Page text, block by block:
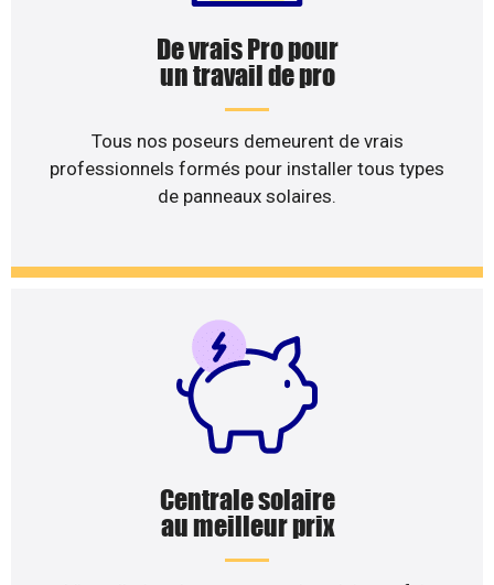
De vrais Pro pour
un travail de pro
Tous nos poseurs demeurent de vrais
professionnels formés pour installer tous types
de panneaux solaires.
Centrale solaire
au meilleur prix